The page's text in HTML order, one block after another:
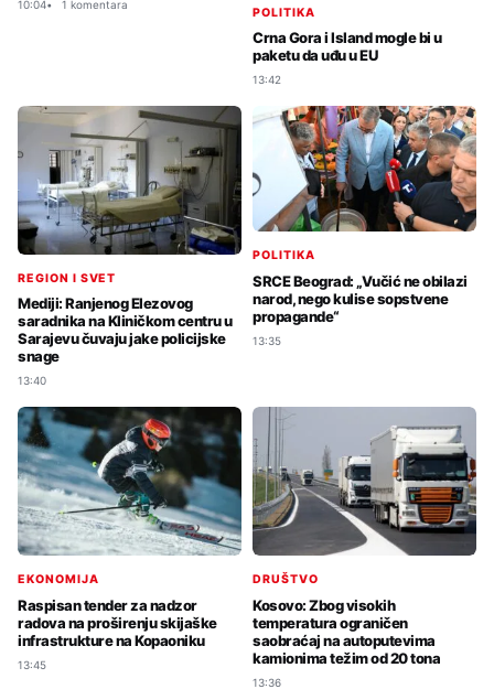
10:04 1 komentara
POLITIKA
Crna Gora i Island mogle bi u
paketu da uđu u EU
13:42
REGION I SVET
Mediji: Ranjenog Elezovog
saradnika na Kliničkom centru u
Sarajevu čuvaju jake policijske
snage
13:40
POLITIKA
SRCE Beograd: „Vučić ne obilazi
narod, nego kulise sopstvene
propagande“
13:35
EKONOMIJA
Raspisan tender za nadzor
radova na proširenju skijaške
infrastrukture na Kopaoniku
13:45
DRUŠTVO
Kosovo: Zbog visokih
temperatura ograničen
saobraćaj na autoputevima
kamionima težim od 20 tona
13:36